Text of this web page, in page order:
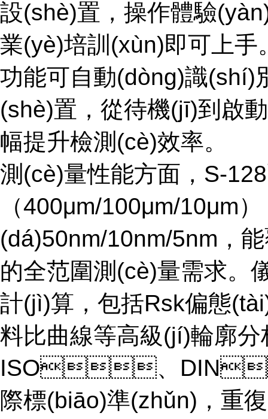
設(shè)置，操作體驗
業(yè)培訓(xùn)即可上手
功能可自動(dòng)識(shí)
(shè)置，從待機(jī)到啟
幅提升檢測(cè)效率。
測(cè)量性能方面，S-
（400μm/100μm/10μm）
(dá)50nm/10nm/5nm，
的全范圍測(cè)量需求
計(jì)算，包括Rsk偏態
料比曲線等高級(jí)輪廓分
ISO、DIN
際標(biāo)準(zhǔn)，